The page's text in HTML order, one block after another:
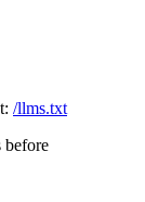
/llms.txt
before